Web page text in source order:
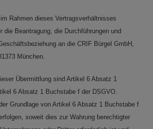
Rahmen dieses Vertragsverhältnisses
die Beantragung, die Durchführungen und
an die CRIF Bürgel GmbH,
München.
Übermittlung sind Artikel 6 Absatz 1
6 Absatz 1 Buchstabe f der DSGVO.
Grundlage von Artikel 6 Absatz 1 Buchstabe f
soweit dies zur Wahrung berechtigter